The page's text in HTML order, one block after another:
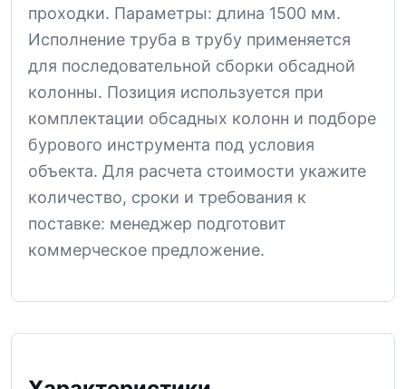
проходки. Параметры: длина 1500 мм.
Исполнение труба в трубу применяется
для последовательной сборки обсадной
колонны. Позиция используется при
комплектации обсадных колонн и подборе
бурового инструмента под условия
объекта. Для расчета стоимости укажите
количество, сроки и требования к
поставке: менеджер подготовит
коммерческое предложение.